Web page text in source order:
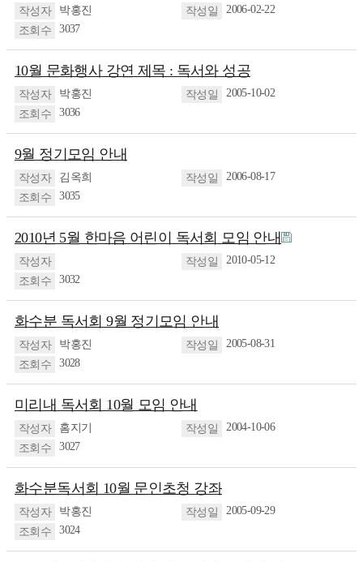
박홍진
2006-02-22
3037
10월 문화행사 강연 제목 : 독서와 성공
박홍진
2005-10-02
3036
9월 정기모임 안내
김옥희
2006-08-17
3035
2010년 5월 한마음 어린이 독서회 모임 안내
2010-05-12
3032
화수분 독서회 9월 정기모임 안내
박홍진
2005-08-31
3028
미리내 독서회 10월 모임 안내
홈지기
2004-10-06
3027
화수분독서회 10월 문인초청 강좌
박홍진
2005-09-29
3024